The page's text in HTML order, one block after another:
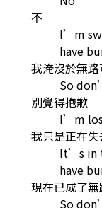
不
I’m
have
我淹沒於無
So
別覺得抱歉
I’m
我只是正在
It’s in
have
現在已成了
So